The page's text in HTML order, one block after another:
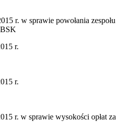
r. w sprawie powołania zespołu
r.
r.
r. w sprawie wysokości opłat za